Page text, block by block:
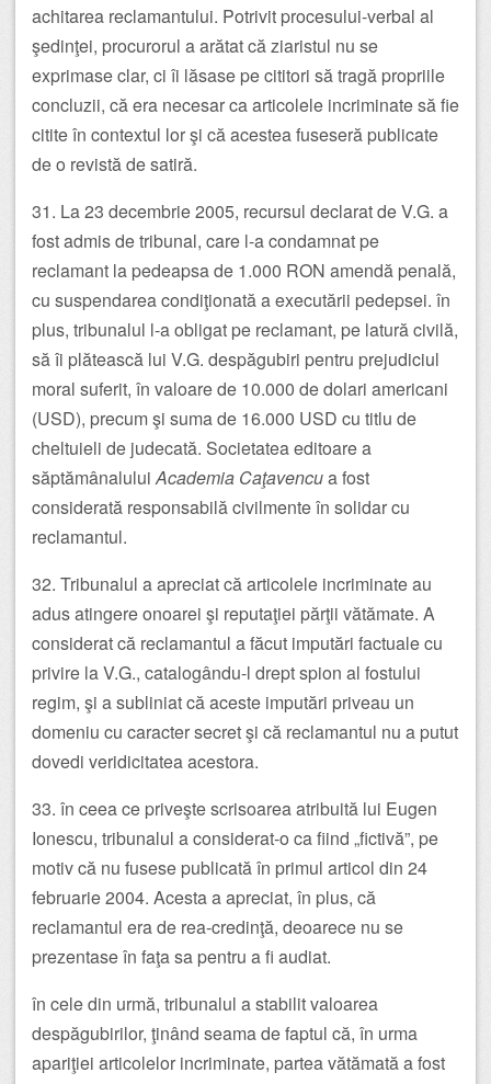
achitarea reclamantului. Potrivit procesului-verbal al
şedinţei, procurorul a arătat că ziaristul nu se
exprimase clar, ci îi lăsase pe cititori să tragă propriile
concluzii, că era necesar ca articolele incriminate să fie
citite în contextul lor şi că acestea fuseseră publicate
de o revistă de satiră.
31. La 23 decembrie 2005, recursul declarat de V.G. a
fost admis de tribunal, care l-a condamnat pe
reclamant la pedeapsa de 1.000 RON amendă penală,
cu suspendarea condiţionată a executării pedepsei. în
plus, tribunalul l-a obligat pe reclamant, pe latură civilă,
să îi plătească lui V.G. despăgubiri pentru prejudiciul
moral suferit, în valoare de 10.000 de dolari americani
(USD), precum şi suma de 16.000 USD cu titlu de
cheltuieli de judecată. Societatea editoare a
săptămânaluluiAcademia Caţavencua fost
considerată responsabilă civilmente în solidar cu
reclamantul.
32. Tribunalul a apreciat că articolele incriminate au
adus atingere onoarei şi reputaţiei părţii vătămate. A
considerat că reclamantul a făcut imputări factuale cu
privire la V.G., catalogându-l drept spion al fostului
regim, şi a subliniat că aceste imputări priveau un
domeniu cu caracter secret şi că reclamantul nu a putut
dovedi veridicitatea acestora.
33. în ceea ce priveşte scrisoarea atribuită lui Eugen
Ionescu, tribunalul a considerat-o ca fiind „fictivă”, pe
motiv că nu fusese publicată în primul articol din 24
februarie 2004. Acesta a apreciat, în plus, că
reclamantul era de rea-credinţă, deoarece nu se
prezentase în faţa sa pentru a fi audiat.
în cele din urmă, tribunalul a stabilit valoarea
despăgubirilor, ţinând seama de faptul că, în urma
apariţiei articolelor incriminate, partea vătămată a fost